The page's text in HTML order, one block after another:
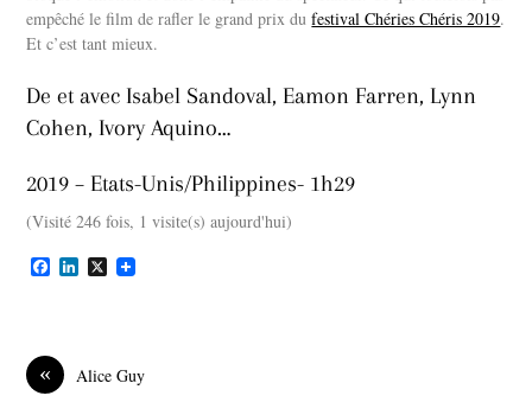
empêché le film de rafler le grand prix dufestival Chéries Chéris 2019.
Et c’est tant mieux.
De et avec Isabel Sandoval, Eamon Farren, Lynn
Cohen, Ivory Aquino…
2019 – Etats-Unis/Philippines- 1h29
(Visité 246 fois, 1 visite(s) aujourd'hui)
F
o
o
k
L
I
X
« Alice Guy